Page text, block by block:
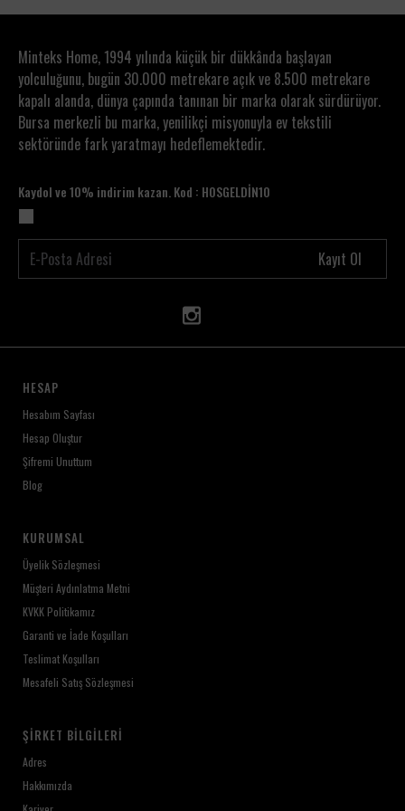
Minteks Home, 1994 yılında küçük bir dükkânda başlayan
yolculuğunu, bugün 30.000 metrekare açık ve 8.500 metrekare
kapalı alanda, dünya çapında tanınan bir marka olarak sürdürüyor.
Bursa merkezli bu marka, yenilikçi misyonuyla ev tekstili
sektöründe fark yaratmayı hedeflemektedir.
Kaydol ve 10% indirim kazan. Kod : HOSGELDİN10
Kayıt Ol
HESAP
Hesabım Sayfası
Hesap Oluştur
Şifremi Unuttum
Blog
KURUMSAL
Üyelik Sözleşmesi
Müşteri Aydınlatma Metni
KVKK Politikamız
Garanti ve İade Koşulları
Teslimat Koşulları
Mesafeli Satış Sözleşmesi
ŞIRKET BILGILERI
Adres
Hakkımızda